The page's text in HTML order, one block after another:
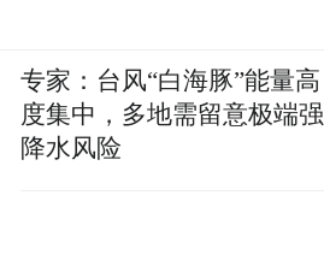
专家：台风“白海豚”能量高
度集中，多地需留意极端强
降水风险